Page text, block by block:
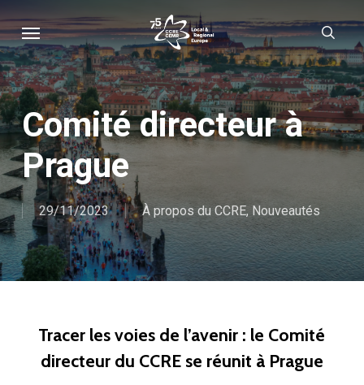
to
main
content
Menu
Comité directeur à
Prague
29/11/2023 À propos du CCRE, Nouveautés
Tracer les voies de l’avenir : le Comité
directeur du CCRE se réunit à Prague